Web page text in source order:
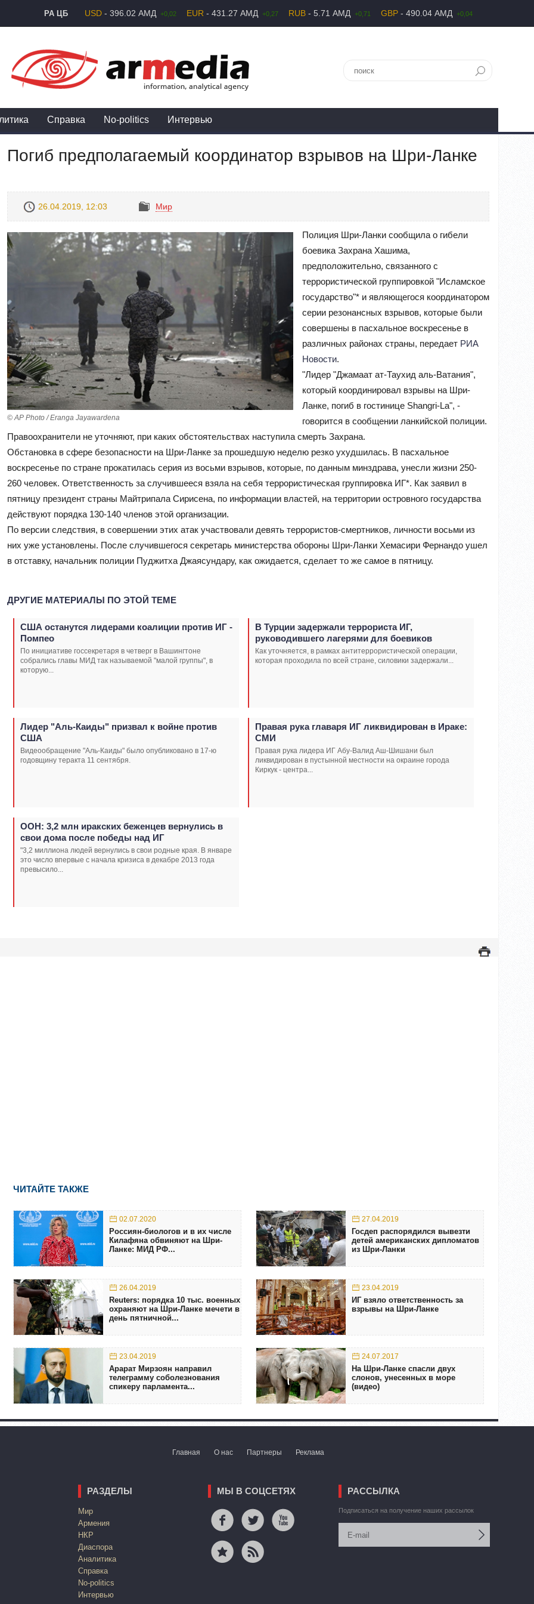
РА ЦБ USD - 396.02 АМД +0,02 EUR - 431.27 АМД +0,27 RUB - 5.71 АМД +0,71 GBP - 490.04 АМД +0,04
Справка No-politics Интервью
Погиб предполагаемый координатор взрывов на Шри-Ланке
26.04.2019, 12:03 Mир
© AP Photo / Eranga Jayawardena
Полиция Шри-Ланки сообщила о гибели
боевика Захрана Хашима,
предположительно, связанного с
террористической группировкой "Исламское
государство"* и являющегося координатором
серии резонансных взрывов, которые были
совершены в пасхальное воскресенье в
различных районах страны, передает РИА
Новости.
"Лидер "Джамаат ат-Таухид аль-Ватания",
который координировал взрывы на Шри-
Ланке, погиб в гостинице Shangri-La", -
говорится в сообщении ланкийской полиции.
Правоохранители не уточняют, при каких обстоятельствах наступила смерть Захрана.
Обстановка в сфере безопасности на Шри-Ланке за прошедшую неделю резко ухудшилась. В пасхальное
воскресенье по стране прокатилась серия из восьми взрывов, которые, по данным минздрава, унесли жизни 250-
260 человек. Ответственность за случившееся взяла на себя террористическая группировка ИГ*. Как заявил в
пятницу президент страны Майтрипала Сирисена, по информации властей, на территории островного государства
действуют порядка 130-140 членов этой организации.
По версии следствия, в совершении этих атак участвовали девять террористов-смертников, личности восьми из
них уже установлены. После случившегося секретарь министерства обороны Шри-Ланки Хемасири Фернандо ушел
в отставку, начальник полиции Пуджитха Джаясундару, как ожидается, сделает то же самое в пятницу.
ДРУГИЕ МАТЕРИАЛЫ ПО ЭТОЙ ТЕМЕ
США останутся лидерами коалиции против ИГ -
Помпео
По инициативе госсекретаря в четверг в Вашингтоне
собрались главы МИД так называемой "малой группы", в
которую...
В Турции задержали террориста ИГ,
руководившего лагерями для боевиков
Как уточняется, в рамках антитеррористической операции,
которая проходила по всей стране, силовики задержали...
Лидер "Аль-Каиды" призвал к войне против
США
Видеообращение "Аль-Каиды" было опубликовано в 17-ю
годовщину теракта 11 сентября.
Правая рука главаря ИГ ликвидирован в Ираке:
СМИ
Правая рука лидера ИГ Абу-Валид Аш-Шишани был
ликвидирован в пустынной местности на окраине города
Киркук - центра...
ООН: 3,2 млн иракских беженцев вернулись в
свои дома после победы над ИГ
"3,2 миллиона людей вернулись в свои родные края. В январе
это число впервые с начала кризиса в декабре 2013 года
превысило...
ЧИТАЙТЕ ТАКЖЕ
02.07.2020
Россиян-биологов и в их числе
Килафяна обвиняют на Шри-
Ланке: МИД РФ...
27.04.2019
Госдеп распорядился вывезти
детей американских дипломатов
из Шри-Ланки
26.04.2019
Reuters: порядка 10 тыс. военных
охраняют на Шри-Ланке мечети в
день пятничной...
23.04.2019
ИГ взяло ответственность за
взрывы на Шри-Ланке
23.04.2019
Арарат Мирзоян направил
телеграмму соболезнования
спикеру парламента...
24.07.2017
На Шри-Ланке спасли двух
слонов, унесенных в море
(видео)
Главная О нас Партнеры Реклама
РАЗДЕЛЫ
Mир
Армения
НКР
Диаспора
Аналитика
Справка
No-politics
Интервью
МЫ В СОЦСЕТЯХ РАССЫЛКА
Подписаться на получение наших рассылок